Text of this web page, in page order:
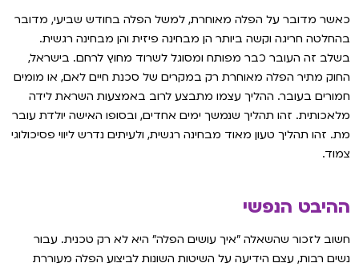
כאשר מדובר על הפלה מאוחרת, למשל הפלה בחודש שביעי, מדובר
בהחלטה חריגה וקשה ביותר הן מבחינה פיזית והן מבחינה רגשית.
בשלב זה העובר כבר מפותח ומסוגל לשרוד מחוץ לרחם. בישראל,
החוק מתיר הפלה מאוחרת רק במקרים של סכנת חיים לאם, או מומים
חמורים בעובר. ההליך עצמו מתבצע לרוב באמצעות השראת לידה
מלאכותית. זהו תהליך שנמשך ימים אחדים, ובסופו האישה יולדת עובר
מת. זהו תהליך טעון מאוד מבחינה רגשית, ולעיתים נדרש ליווי פסיכולוגי
צמוד.
ההיבט הנפשי
חשוב לזכור שהשאלה ״איך עושים הפלה״ היא לא רק טכנית. עבור
נשים רבות, עצם הידיעה על השיטות השונות לביצוע הפלה מעוררת